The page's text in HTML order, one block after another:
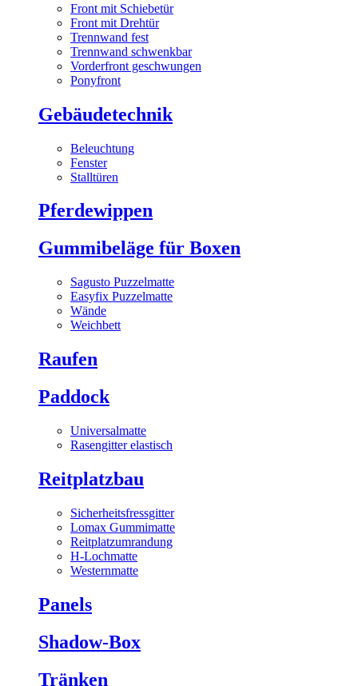
Front mit Schiebetür
Front mit Drehtür
Trennwand fest
Trennwand schwenkbar
Vorderfront geschwungen
Ponyfront
Gebäudetechnik
Beleuchtung
Fenster
Stalltüren
Pferdewippen
Gummibeläge für Boxen
Sagusto Puzzelmatte
Easyfix Puzzelmatte
Wände
Weichbett
Raufen
Paddock
Universalmatte
Rasengitter elastisch
Reitplatzbau
Sicherheitsfressgitter
Lomax Gummimatte
Reitplatzumrandung
H-Lochmatte
Westernmatte
Panels
Shadow-Box
Tränken